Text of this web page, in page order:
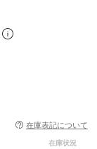
在庫表記について
在庫状況